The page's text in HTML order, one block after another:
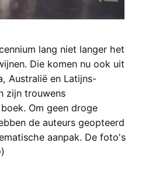
lang niet langer het
Die komen nu ook uit
Australië en Latijns-
zijn trouwens
Om geen droge
de auteurs geopteerd
aanpak. De foto's